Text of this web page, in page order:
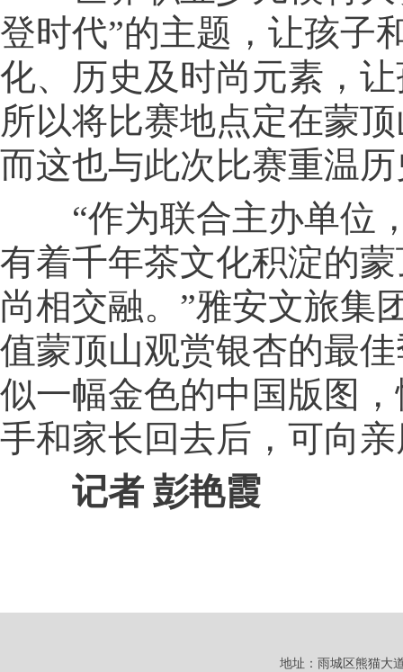
登时代”的主题，让孩子
化、历史及时尚元素，
所以将比赛地点定在蒙
而这也与此次比赛重温
“作为联合主办单位，
有着千年茶文化积淀的
尚相交融。”雅安文旅集
值蒙顶山观赏银杏的最
似一幅金色的中国版图
手和家长回去后，可向
记者 彭艳霞
地址：雨城区熊猫大